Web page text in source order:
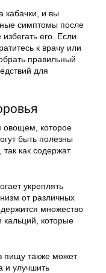
кабачки, и вы
симптомы после
его. Если
к врачу или
правильный
для
овощем, которое
быть полезны
как содержат
укреплять
от различных
множество
которые
пищу также может
и улучшить